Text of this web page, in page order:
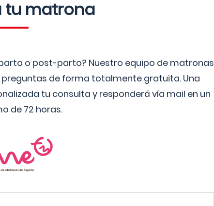
tu matrona
o post-parto? Nuestro equipo de matronas
de forma totalmente gratuita. Una
tu consulta y responderá vía mail en un
de 72 horas.